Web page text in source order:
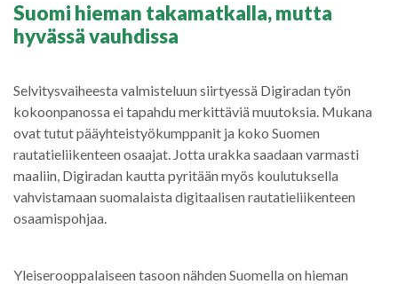
Suomi hieman takamatkalla, mutta
hyvässä vauhdissa
Selvitysvaiheesta valmisteluun siirtyessä Digiradan työn
kokoonpanossa ei tapahdu merkittäviä muutoksia. Mukana
ovat tutut pääyhteistyökumppanit ja koko Suomen
rautatieliikenteen osaajat. Jotta urakka saadaan varmasti
maaliin, Digiradan kautta pyritään myös koulutuksella
vahvistamaan suomalaista digitaalisen rautatieliikenteen
osaamispohjaa.
Yleiserooppalaiseen tasoon nähden Suomella on hieman